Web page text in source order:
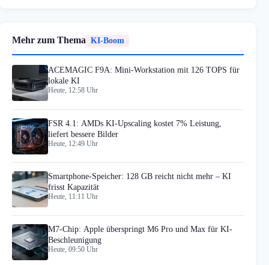
Mehr zum Thema KI-Boom
ACEMAGIC F9A: Mini-Workstation mit 126 TOPS für
lokale KI
Heute, 12:58 Uhr
FSR 4.1: AMDs KI-Upscaling kostet 7% Leistung,
liefert bessere Bilder
Heute, 12:49 Uhr
Smartphone-Speicher: 128 GB reicht nicht mehr – KI
frisst Kapazität
Heute, 11:11 Uhr
M7-Chip: Apple überspringt M6 Pro und Max für KI-
Beschleunigung
Heute, 09:50 Uhr